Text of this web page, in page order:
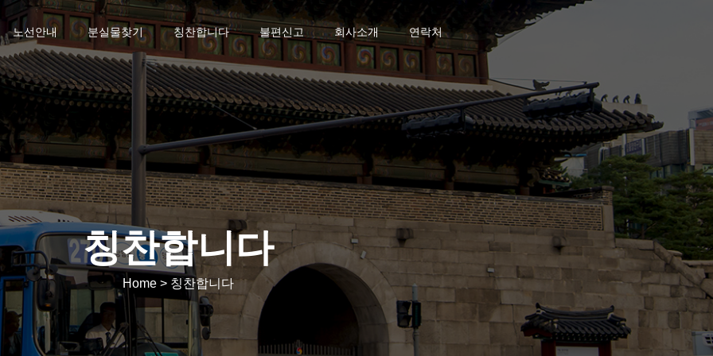
노선안내 분실물찾기 칭찬합니다 불편신고 회사소개 연락처
칭찬합니다
Home > 칭찬합니다